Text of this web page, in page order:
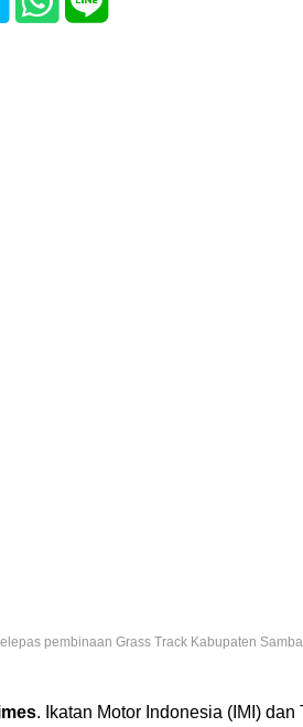
pembinaan Grass Track Kabupaten
. Ikatan Motor Indonesia (IMI)